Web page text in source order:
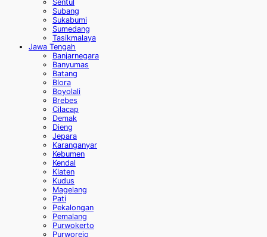
Sentul
Subang
Sukabumi
Sumedang
Tasikmalaya
Jawa Tengah
Banjarnegara
Banyumas
Batang
Blora
Boyolali
Brebes
Cilacap
Demak
Dieng
Jepara
Karanganyar
Kebumen
Kendal
Klaten
Kudus
Magelang
Pati
Pekalongan
Pemalang
Purwokerto
Purworejo